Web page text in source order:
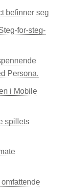
befinner seg
for-steg-
Persona.
i Mobile
spillets